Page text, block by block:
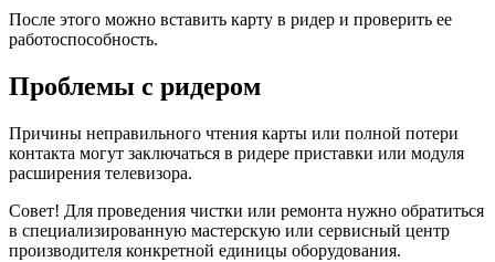
После этого можно вставить карту в ридер и проверить ее
работоспособность.
Проблемы с ридером
Причины неправильного чтения карты или полной потери
контакта могут заключаться в ридере приставки или модуля
расширения телевизора.
Совет! Для проведения чистки или ремонта нужно обратиться
в специализированную мастерскую или сервисный центр
производителя конкретной единицы оборудования.